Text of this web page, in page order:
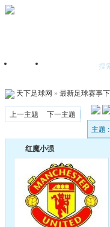
首页 搜
天下足球网 » 最新足球赛事
上一主题
下一主题
主题
红魔小强